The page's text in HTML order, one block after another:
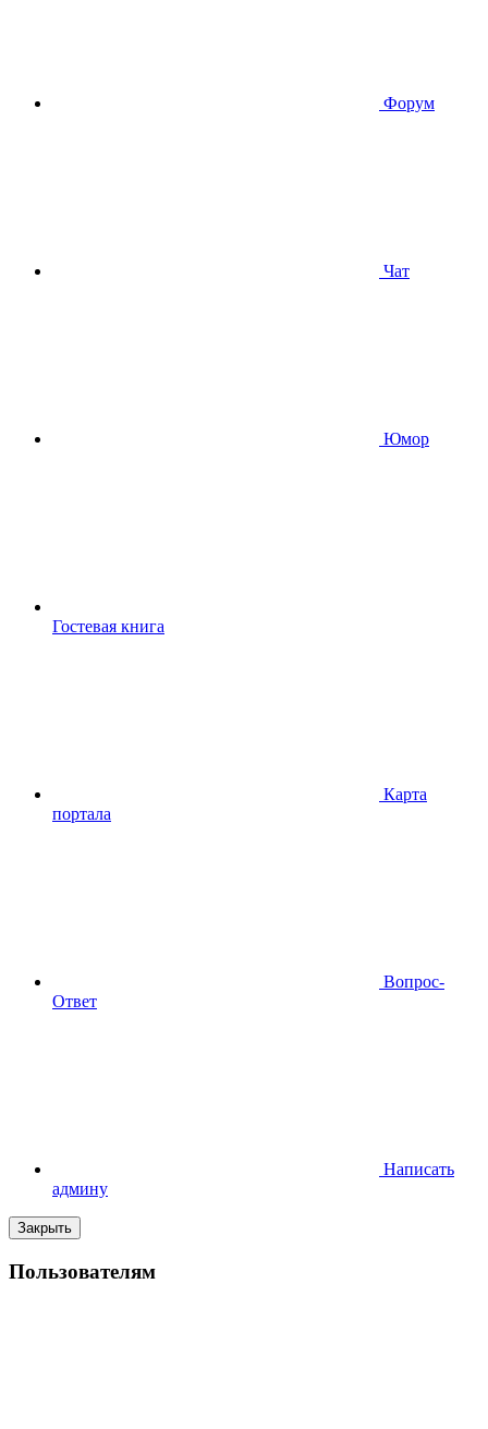
Форум
Чат
Юмор
Гостевая книга
Карта
портала
Вопрос-
Ответ
Написать
админу
Закрыть
Пользователям